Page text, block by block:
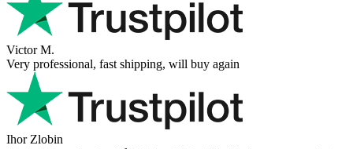
Andrea Munari
Very good customer support and delivery.